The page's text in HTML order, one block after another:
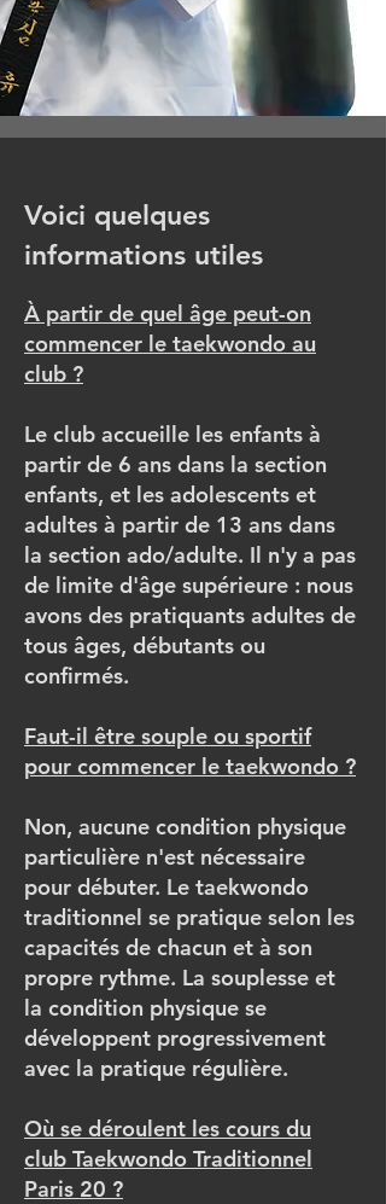
Voici quelques
informations utiles
À partir de quel âge peut-on
commencer le taekwondo au
club ?
Le club accueille les enfants à
partir de 6 ans dans la section
enfants, et les adolescents et
adultes à partir de 13 ans dans
la section ado/adulte. Il n'y a pas
de limite d'âge supérieure : nous
avons des pratiquants adultes de
tous âges, débutants ou
confirmés.
Faut-il être souple ou sportif
pour commencer le taekwondo ?
Non, aucune condition physique
particulière n'est nécessaire
pour débuter. Le taekwondo
traditionnel se pratique selon les
capacités de chacun et à son
propre rythme. La souplesse et
la condition physique se
développent progressivement
avec la pratique régulière.
Où se déroulent les cours du
club Taekwondo Traditionnel
Paris 20 ?